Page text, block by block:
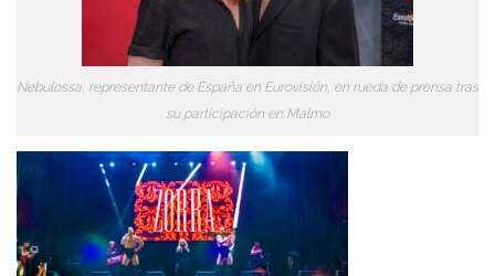
Nebulossa, representante de España en Eurovisión, en rueda de prensa tras
su participación en Malmo